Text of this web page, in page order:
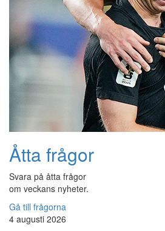
Åtta frågor
Svara på åtta frågor
om veckans nyheter.
Gå till frågorna
4 augusti 2026